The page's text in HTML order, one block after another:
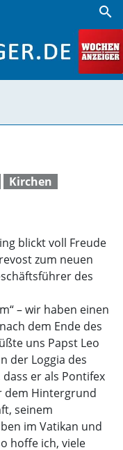
search
Kirchen
blickt voll Freude
zum neuen
des
– wir haben einen
dem Ende des
uns Papst Leo
der Loggia des
er als Pontifex
dem Hintergrund
seinem
im Vatikan und
hoffe ich, viele